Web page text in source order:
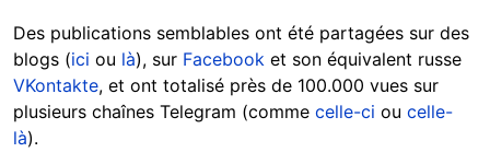
Des publications semblables ont été partagées sur des
blogs (ici ou là), sur Facebook et son équivalent russe
VKontakte, et ont totalisé près de 100.000 vues sur
plusieurs chaînes Telegram (comme celle-ci ou celle-
là).